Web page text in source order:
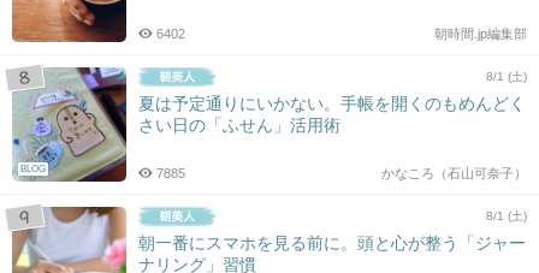
朝時間.jp編集部
6402
BLOG
8/1 (土)
夏は予定通りにいかない。手帳を開くのもめんどく
さい日の「ふせん」活用術
かなころ（石山可奈子）
7885
8/1 (土)
朝一番にスマホを見る前に。頭と心が整う「ジャー
ナリング」習慣